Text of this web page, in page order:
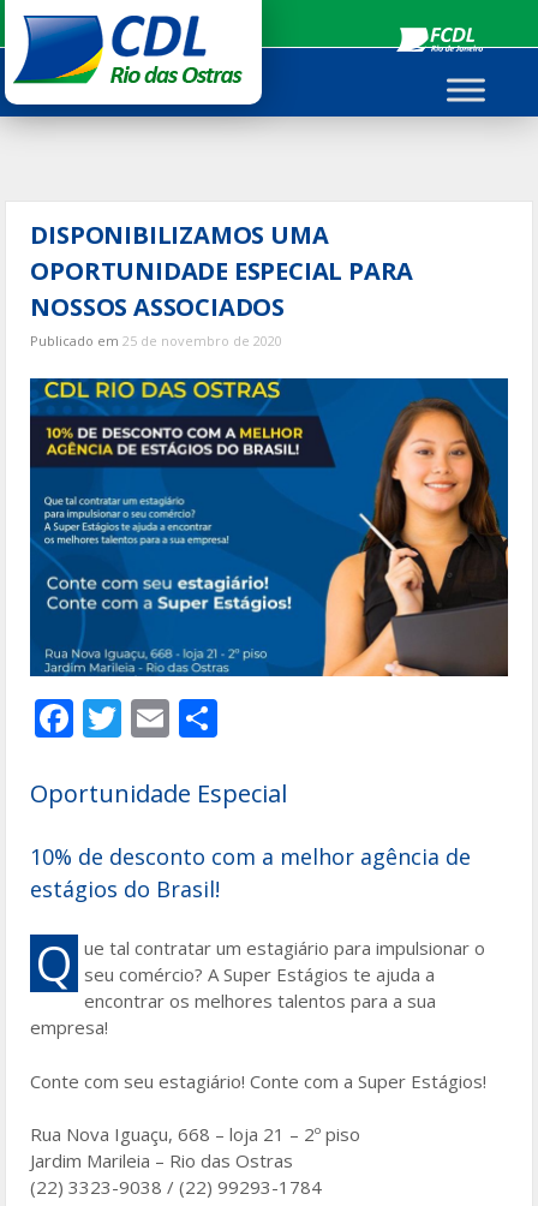
para
conteúdo
DISPONIBILIZAMOS UMA
OPORTUNIDADE ESPECIAL PARA
NOSSOS ASSOCIADOS
Publicado em25 de novembro de 2020
F
ac
e
o
o
k
T
w
itt
E
m
ai ar
Oportunidade Especial
10% de desconto com a melhor agência de
estágios do Brasil!
Q
ue tal contratar um estagiário para impulsionar o
seu comércio? A Super Estágios te ajuda a
encontrar os melhores talentos para a sua
empresa!
Conte com seu estagiário! Conte com a Super Estágios!
Rua Nova Iguaçu, 668 – loja 21 – 2º piso
Jardim Marileia – Rio das Ostras
(22) 3323-9038 / (22) 99293-1784